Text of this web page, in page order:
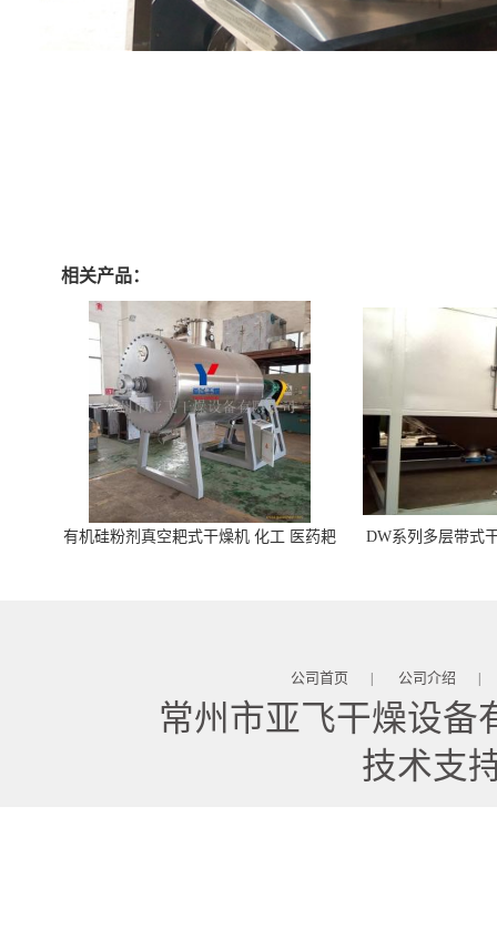
相关产品：
有机硅粉剂真空耙式干燥机 化工 医药耙
DW系列多层带式
公司首页 | 公司介绍 |
常州市亚飞干燥设备
技术支